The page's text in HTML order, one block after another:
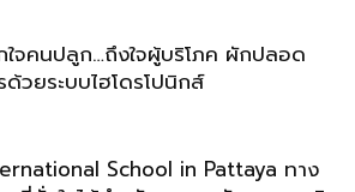
ใจคนปลูก…ถึงใจผู้บริโภค ผักปลอด
ด้วยระบบไฮโดรโปนิกส์
School in Pattaya ทาง